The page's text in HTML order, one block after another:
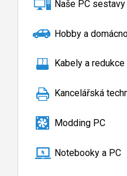
Naše PC sestavy
Hobby a
Kabely a redukce
Kancelářská
Modding PC
Notebooky a PC